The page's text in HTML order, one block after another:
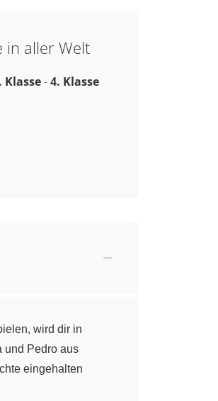
in aller Welt
Klasse-4. Klasse
wird dir in
und Pedro aus
eingehalten